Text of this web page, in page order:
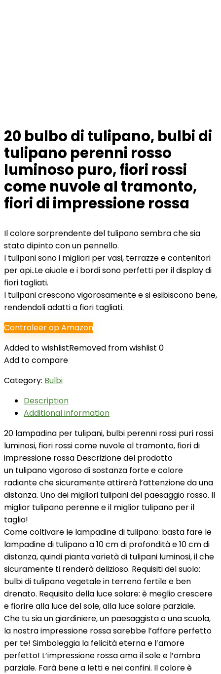
20 bulbo di tulipano, bulbi di
tulipano perenni rosso
luminoso puro, fiori rossi
come nuvole al tramonto,
fiori di impressione rossa
Il colore sorprendente del tulipano sembra che sia
stato dipinto con un pennello.
I tulipani sono i migliori per vasi, terrazze e contenitori
per api..Le aiuole e i bordi sono perfetti per il display di
fiori tagliati.
I tulipani crescono vigorosamente e si esibiscono bene,
rendendoli adatti a fiori tagliati.
Controleer op Amazon
Added to wishlistRemoved from wishlist 0
Add to compare
Category: Bulbi
Description
Additional information
20 lampadina per tulipani, bulbi perenni rossi puri rossi
luminosi, fiori rossi come nuvole al tramonto, fiori di
impressione rossa Descrizione del prodotto
un tulipano vigoroso di sostanza forte e colore
radiante che sicuramente attirerà l’attenzione da una
distanza. Uno dei migliori tulipani del paesaggio rosso. Il
miglior tulipano perenne e il miglior tulipano per il
taglio!
Come coltivare le lampadine di tulipano: basta fare le
lampadine di tulipano a 10 cm di profondità e 10 cm di
distanza, quindi pianta varietà di tulipani luminosi, il che
sicuramente ti renderà delizioso. Requisiti del suolo:
bulbi di tulipano vegetale in terreno fertile e ben
drenato. Requisito della luce solare: è meglio crescere
e fiorire alla luce del sole, alla luce solare parziale.
Che tu sia un giardiniere, un paesaggista o una scuola,
la nostra impressione rossa sarebbe l’affare perfetto
per te! Simboleggia la felicità eterna e l’amore
perfetto! L’impressione rossa ama il sole e l’ombra
parziale. Farà bene a letti e nei confini. Il colore è